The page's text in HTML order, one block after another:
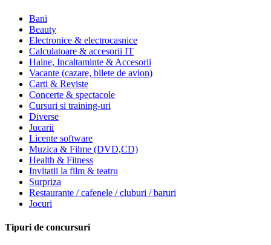
Bani
Beauty
Electronice & electrocasnice
Calculatoare & accesorii IT
Haine, Incaltaminte & Accesorii
Vacante (cazare, bilete de avion)
Carti & Reviste
Concerte & spectacole
Cursuri si training-uri
Diverse
Jucarii
Licente software
Muzica & Filme (DVD,CD)
Health & Fitness
Invitatii la film & teatru
Surpriza
Restaurante / cafenele / cluburi / baruri
Jocuri
Tipuri de concursuri